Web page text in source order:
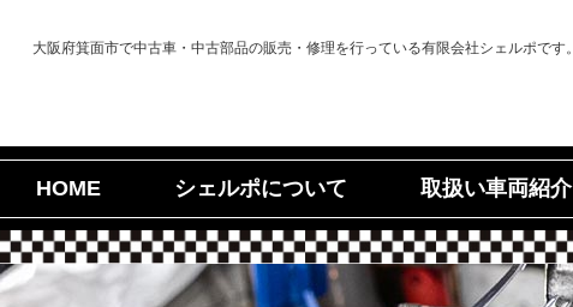
大阪府箕面市で中古車・中古部品の販売・修理を行っている有限会社シェルポです。
HOME シェルポについて 取扱い車両紹介